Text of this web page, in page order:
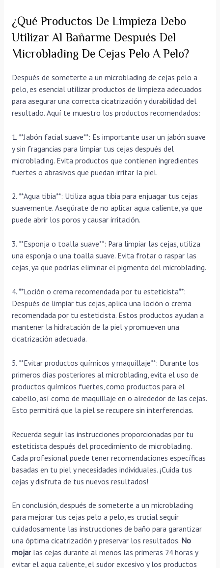
¿Qué Productos De Limpieza Debo
Utilizar Al Bañarme Después Del
Microblading De Cejas Pelo A Pelo?
Después de someterte a un microblading de cejas pelo a
pelo, es esencial utilizar productos de limpieza adecuados
para asegurar una correcta cicatrización y durabilidad del
resultado. Aquí te muestro los productos recomendados:
1. **Jabón facial suave**: Es importante usar un jabón suave
y sin fragancias para limpiar tus cejas después del
microblading. Evita productos que contienen ingredientes
fuertes o abrasivos que puedan irritar la piel.
2. **Agua tibia**: Utiliza agua tibia para enjuagar tus cejas
suavemente. Asegúrate de no aplicar agua caliente, ya que
puede abrir los poros y causar irritación.
3. **Esponja o toalla suave**: Para limpiar las cejas, utiliza
una esponja o una toalla suave. Evita frotar o raspar las
cejas, ya que podrías eliminar el pigmento del microblading.
4. **Loción o crema recomendada por tu esteticista**:
Después de limpiar tus cejas, aplica una loción o crema
recomendada por tu esteticista. Estos productos ayudan a
mantener la hidratación de la piel y promueven una
cicatrización adecuada.
5. **Evitar productos químicos y maquillaje**: Durante los
primeros días posteriores al microblading, evita el uso de
productos químicos fuertes, como productos para el
cabello, así como de maquillaje en o alrededor de las cejas.
Esto permitirá que la piel se recupere sin interferencias.
Recuerda seguir las instrucciones proporcionadas por tu
esteticista después del procedimiento de microblading.
Cada profesional puede tener recomendaciones específicas
basadas en tu piel y necesidades individuales. ¡Cuida tus
cejas y disfruta de tus nuevos resultados!
En conclusión, después de someterte a un microblading
para mejorar tus cejas pelo a pelo, es crucial seguir
cuidadosamente las instrucciones de baño para garantizar
una óptima cicatrización y preservar los resultados. No
mojarlas cejas durante al menos las primeras 24 horas y
evitar el agua caliente, el sudor excesivo y los productos